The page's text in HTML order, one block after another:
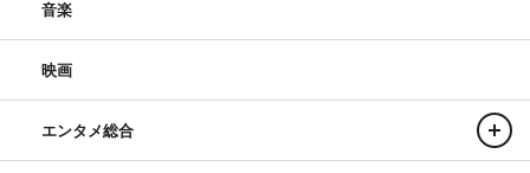
音楽
映画
エンタメ総合